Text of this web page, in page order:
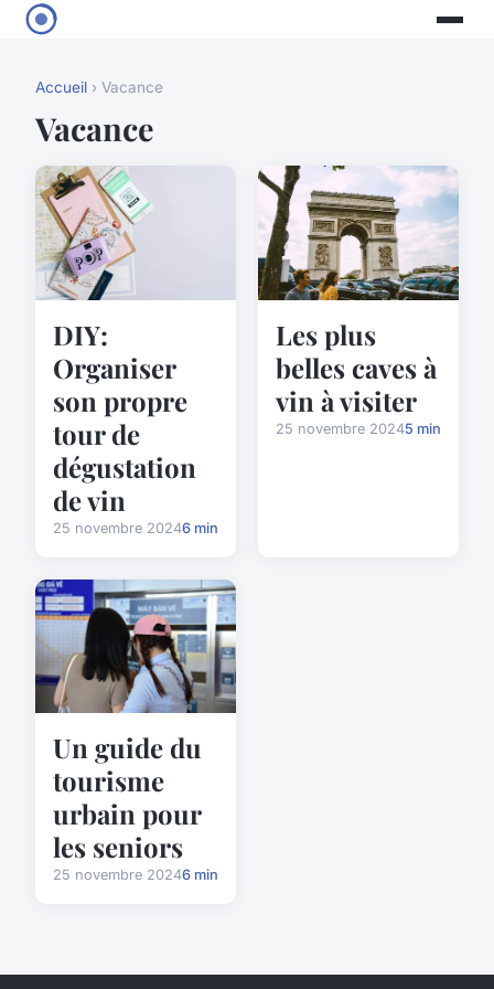
Accueil › Vacance
Vacance
DIY:
Organiser
son propre
tour de
dégustation
de vin
25 novembre 20246 min
Les plus
belles caves à
vin à visiter
25 novembre 20245 min
Un guide du
tourisme
urbain pour
les seniors
25 novembre 20246 min